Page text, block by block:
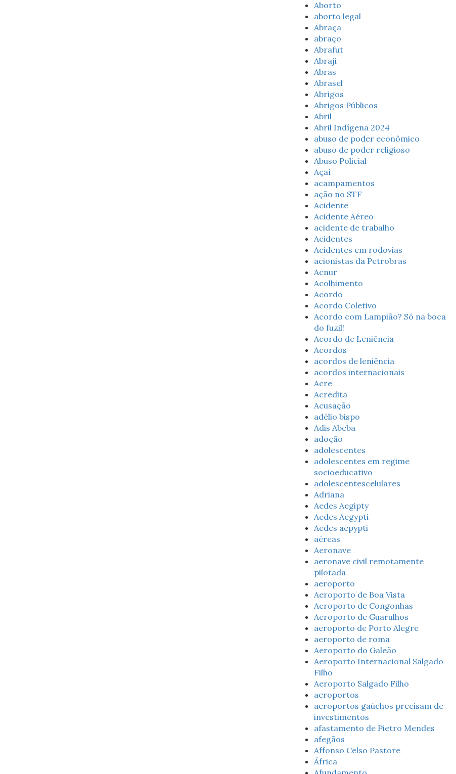
Aborto
aborto legal
Abraça
abraço
Abrafut
Abraji
Abras
Abrasel
Abrigos
Abrigos Públicos
Abril
Abril Indígena 2024
abuso de poder econômico
abuso de poder religioso
Abuso Policial
Açaí
acampamentos
ação no STF
Acidente
Acidente Aéreo
acidente de trabalho
Acidentes
Acidentes em rodovias
acionistas da Petrobras
Acnur
Acolhimento
Acordo
Acordo Coletivo
Acordo com Lampião? Só na boca
do fuzil!
Acordo de Leniência
Acordos
acordos de leniência
acordos internacionais
Acre
Acredita
Acusação
adélio bispo
Adis Abeba
adoção
adolescentes
adolescentes em regime
socioeducativo
adolescentescelulares
Adriana
Aedes Aegipty
Aedes Aegypti
Aedes aepypti
aéreas
Aeronave
aeronave civil remotamente
pilotada
aeroporto
Aeroporto de Boa Vista
Aeroporto de Congonhas
Aeroporto de Guarulhos
aeroporto de Porto Alegre
aeroporto de roma
Aeroporto do Galeão
Aeroporto Internacional Salgado
Filho
Aeroporto Salgado Filho
aeroportos
aeroportos gaúchos precisam de
investimentos
afastamento de Pietro Mendes
afegãos
Affonso Celso Pastore
África